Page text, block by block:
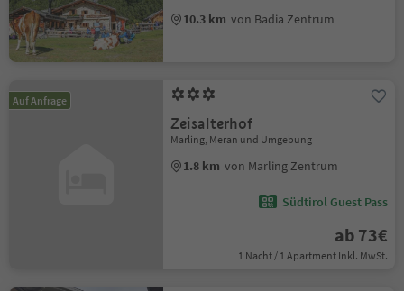
10.3 km von Badia Zentrum
Auf Anfrage
Zeisalterhof
Marling, Meran und Umgebung
1.8 km von Marling Zentrum
Südtirol Guest Pass
ab 73€
1 Nacht / 1 Apartment Inkl. MwSt.